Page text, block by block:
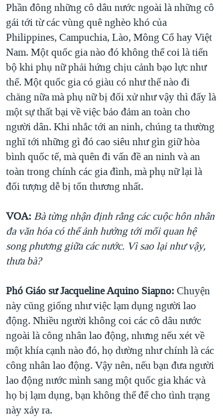
Phần đông những cô dâu nước ngoài là những cô
gái tới từ các vùng quê nghèo khó của
Philippines, Campuchia, Lào, Mông Cổ hay Việt
Nam. Một quốc gia nào đó không thể coi là tiến
bộ khi phụ nữ phải hứng chịu cảnh bạo lực như
thế. Một quốc gia có giàu có như thế nào đi
chăng nữa mà phụ nữ bị đối xử như vậy thì đấy là
một sự thất bại về việc bảo đảm an toàn cho
người dân. Khi nhắc tới an ninh, chúng ta thường
nghĩ tới những gì đó cao siêu như gìn giữ hòa
bình quốc tế, mà quên đi vấn đề an ninh và an
toàn trong chính các gia đình, mà phụ nữ lại là
đối tượng dễ bị tổn thương nhất.
VOA: Bà từng nhận định rằng các cuộc hôn nhân
đa văn hóa có thể ảnh hưởng tới mối quan hệ
song phương giữa các nước. Vì sao lại như vậy,
thưa bà?
Phó Giáo sư Jacqueline Aquino Siapno: Chuyện
này cũng giống như việc lạm dụng người lao
động. Nhiều người không coi các cô dâu nước
ngoài là công nhân lao động, nhưng nếu xét về
một khía cạnh nào đó, họ dường như chính là các
công nhân lao động. Vậy nên, nếu bạn đưa người
lao động nước mình sang một quốc gia khác và
họ bị lạm dụng, bạn không thể để cho tình trạng
này xảy ra.